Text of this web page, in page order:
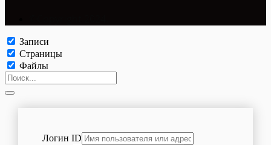
Записи
Страницы
Файлы
Логин ID